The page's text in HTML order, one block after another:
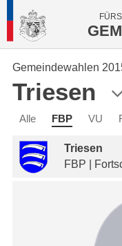
Gemeindewahlen
Triesen
Alle FBP VU
Triesen
FBP |